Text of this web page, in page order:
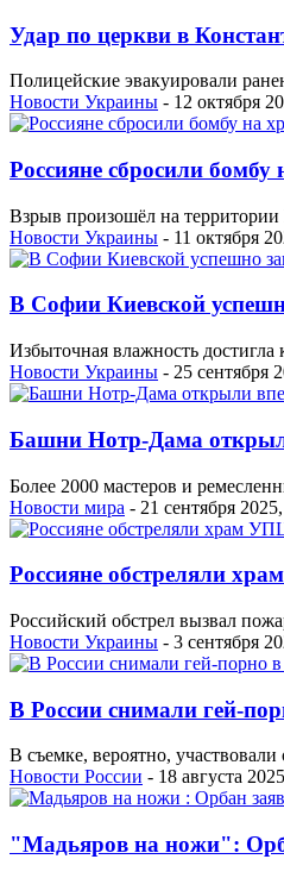
Удар по церкви в
Полицейские эвакуировали
Новости Украины - 12 октября
Россияне сбросили
Взрыв произошёл на
Новости Украины - 11 октября
В Софии Киевской
Избыточная влажность
Новости Украины - 25 сентября
Башни Нотр-Дама
Более 2000 мастеров и
Новости мира - 21 сентября
Россияне обстреляли
Российский обстрел вызвал
Новости Украины - 3 сентября
В России снимали гей-
В съемке, вероятно,
Новости России - 18 августа
"Мадьяров на ножи":